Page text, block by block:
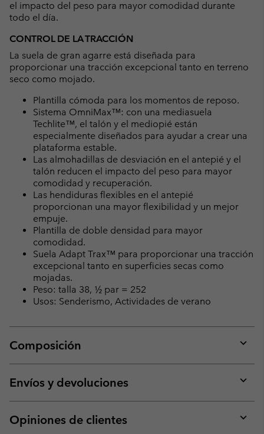
el impacto del peso para mayor comodidad durante
todo el día.
CONTROL DE LA TRACCIÓN
La suela de gran agarre está diseñada para
proporcionar una tracción excepcional tanto en terreno
seco como mojado.
Plantilla cómoda para los momentos de reposo.
Sistema OmniMax™: con una mediasuela
Techlite™, el talón y el mediopié están
especialmente diseñados para ayudar a crear una
plataforma estable.
Las almohadillas de desviación en el antepié y el
talón reducen el impacto del peso para mayor
comodidad y recuperación.
Las hendiduras flexibles en el antepié
proporcionan una mayor flexibilidad y un mejor
empuje.
Plantilla de doble densidad para mayor
comodidad.
Suela Adapt Trax™ para proporcionar una tracción
excepcional tanto en superficies secas como
mojadas.
Peso: talla 38, ½ par = 252
Usos: Senderismo, Actividades de verano
Composición
or
Envíos y devoluciones
or
Opiniones de clientes